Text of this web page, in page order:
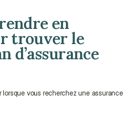
en
trouver le
d’assurance
vous recherchez une assurance